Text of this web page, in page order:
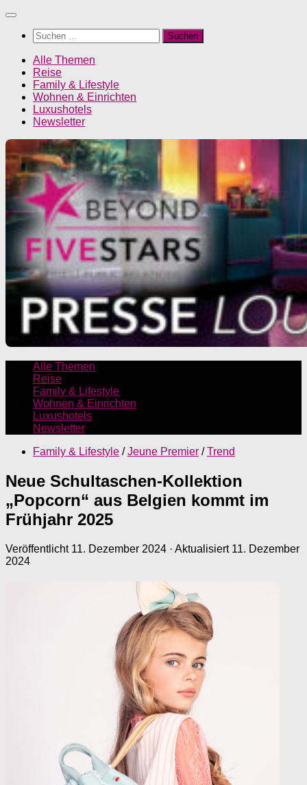
Unter
Inhalt
Suchen
nach:
Alle Themen
Reise
Family & Lifestyle
Wohnen & Einrichten
Luxushotels
Newsletter
Alle Themen
Reise
Family & Lifestyle
Wohnen & Einrichten
Luxushotels
Newsletter
Family & Lifestyle / Jeune Premier / Trend
Neue Schultaschen-Kollektion
„Popcorn“ aus Belgien kommt im
Frühjahr 2025
Veröffentlicht 11. Dezember 2024 · Aktualisiert 11. Dezember
2024